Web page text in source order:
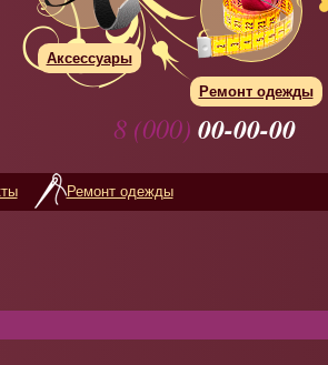
Аксессуары
Ремонт одежды
8 (000) 00-00-00
Ремонт одежды